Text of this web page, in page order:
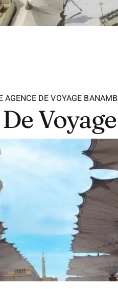
AGENCE DE VOYAGE